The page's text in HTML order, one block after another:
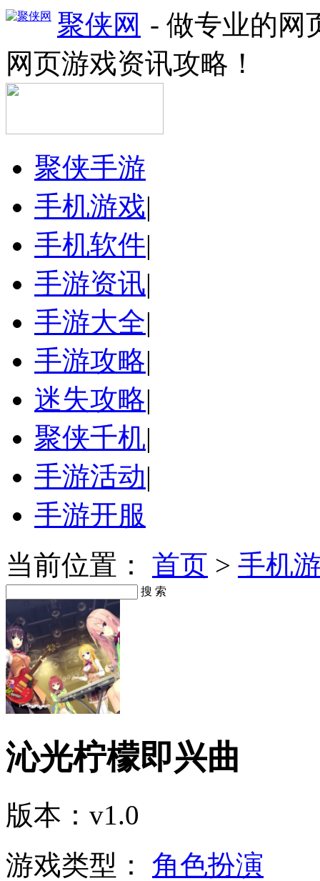
聚侠网 - 做专业的网
网页游戏资讯攻略！
聚侠手游
手机游戏|
手机软件|
手游资讯|
手游大全|
手游攻略|
迷失攻略|
聚侠千机|
手游活动|
手游开服
当前位置： 首页 > 手机
搜 索
沁光柠檬即兴曲
版本：v1.0
游戏类型： 角色扮演